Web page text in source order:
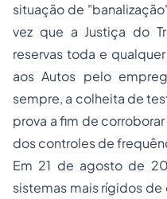
situação de
vez que a Justiça do
reservas toda e
aos Autos pelo
sempre, a colheita de
prova a fim de
dos controles de
Em 21 de agosto de
sistemas mais rígidos